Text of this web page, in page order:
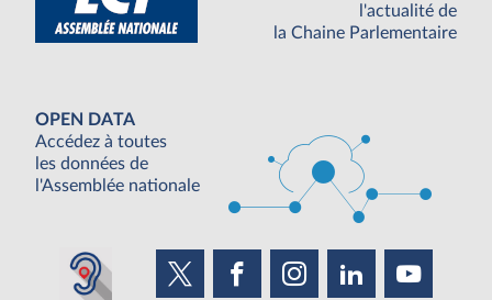
l'actualité de
la Chaine Parlementaire
OPEN DATA
Accédez à toutes
les données de
l'Assemblée nationale